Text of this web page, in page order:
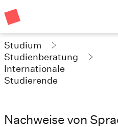
Studium
Studienberatung
Internationale
Studierende
Nachweise von